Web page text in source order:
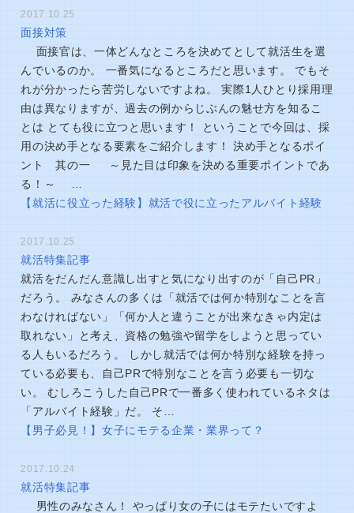
2017.10.25
面接対策
面接官は、一体どんなところを決めてとして就活生を選
んでいるのか。 一番気になるところだと思います。 でもそ
れが分かったら苦労しないですよね。 実際1人ひとり採用理
由は異なりますが、過去の例からじぶんの魅せ方を知るこ
とは とても役に立つと思います！ ということで今回は、採
用の決め手となる要素をご紹介します！ 決め手となるポイ
ント 其の一 ～見た目は印象を決める重要ポイントであ
る！～ …
【就活に役立った経験】就活で役に立ったアルバイト経験
2017.10.25
就活特集記事
就活をだんだん意識し出すと気になり出すのが「自己PR」
だろう。 みなさんの多くは「就活では何か特別なことを言
わなければない」「何か人と違うことが出来なきゃ内定は
取れない」と考え、資格の勉強や留学をしようと思ってい
る人もいるだろう。 しかし就活では何か特別な経験を持っ
ている必要も、自己PRで特別なことを言う必要も一切な
い。 むしろこうした自己PRで一番多く使われているネタは
「アルバイト経験」だ。 そ…
【男子必見！】女子にモテる企業・業界って？
2017.10.24
就活特集記事
男性のみなさん！ やっぱり女の子にはモテたいですよ